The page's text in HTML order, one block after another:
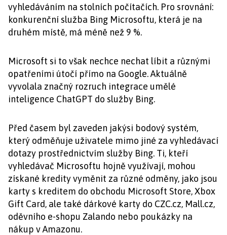
vyhledáváním na stolních počítačích. Pro srovnání:
konkurenční služba Bing Microsoftu, která je na
druhém místě, má méně než 9 %.
Microsoft si to však nechce nechat líbit a různými
opatřeními útočí přímo na Google. Aktuálně
vyvolala značný rozruch integrace umělé
inteligence ChatGPT do služby Bing.
Před časem byl zaveden jakýsi bodový systém,
který odměňuje uživatele mimo jiné za vyhledávací
dotazy prostřednictvím služby Bing. Ti, kteří
vyhledávač Microsoftu hojně využívají, mohou
získané kredity vyměnit za různé odměny, jako jsou
karty s kreditem do obchodu Microsoft Store, Xbox
Gift Card, ale také dárkové karty do CZC.cz, Mall.cz,
oděvního e-shopu Zalando nebo poukázky na
nákup v Amazonu.